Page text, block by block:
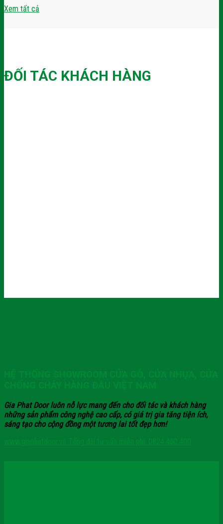
Xem tất cả
ĐỐI TÁC KHÁCH HÀNG
Gia Phat Door luôn nỗ lực mang đến cho đối tác và khách hàng
những sản phẩm công nghệ cao cấp, có giá trị gia tăng tiện ích,
sáng tạo cho cộng đồng một tương lai tốt đẹp hơn!